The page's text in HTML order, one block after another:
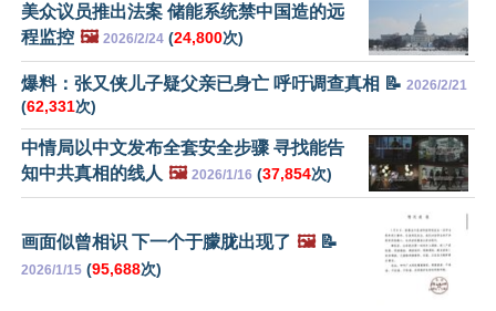
美众议员推出法案 储能系统禁中国造的远
程监控 🖼️ 2026/2/24 (24,800次)
爆料：张又侠儿子疑父亲已身亡 呼吁调查真相 📝 2026/2/21
(62,331次)
中情局以中文发布全套安全步骤 寻找能告
知中共真相的线人 🖼️ 2026/1/16 (37,854次)
画面似曾相识 下一个于朦胧出现了 🖼️📝
2026/1/15 (95,688次)